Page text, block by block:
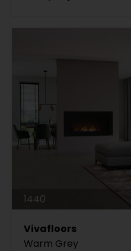
1440
Vivafloors
Warm Grey